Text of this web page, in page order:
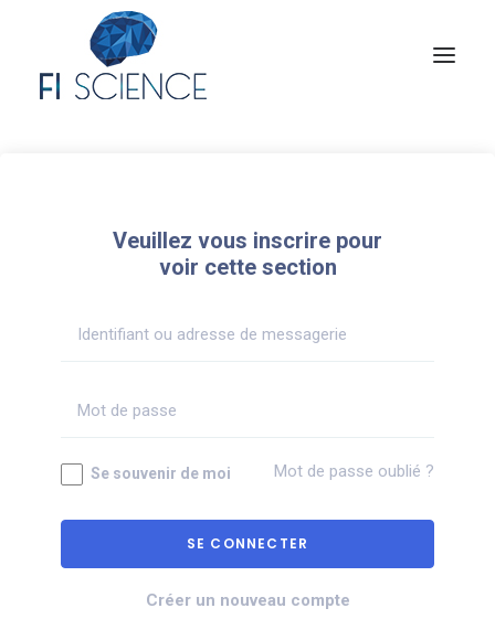
Veuillez vous inscrire pour
voir cette section
Se souvenir de moi Mot de passe oublié ?
Créer un nouveau compte